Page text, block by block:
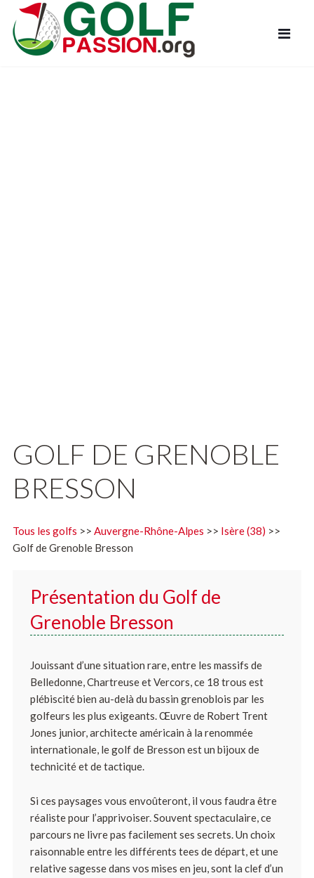
GOLF DE GRENOBLE
BRESSON
Tous les golfs >> Auvergne-Rhône-Alpes >> Isère (38) >>
Golf de Grenoble Bresson
Présentation du Golf de
Grenoble Bresson
Jouissant d’une situation rare, entre les massifs de
Belledonne, Chartreuse et Vercors, ce 18 trous est
plébiscité bien au-delà du bassin grenoblois par les
golfeurs les plus exigeants. Œuvre de Robert Trent
Jones junior, architecte américain à la renommée
internationale, le golf de Bresson est un bijoux de
technicité et de tactique.
Si ces paysages vous envoûteront, il vous faudra être
réaliste pour l’apprivoiser. Souvent spectaculaire, ce
parcours ne livre pas facilement ses secrets. Un choix
raisonnable entre les différents tees de départ, et une
relative sagesse dans vos mises en jeu, sont la clef d’un